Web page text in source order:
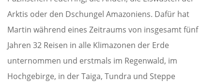
Arktis oder den Dschungel Amazoniens. Dafür hat
Martin während eines Zeitraums von insgesamt fünf
Jahren 32 Reisen in alle Klimazonen der Erde
unternommen und erstmals im Regenwald, im
Hochgebirge, in der Taiga, Tundra und Steppe